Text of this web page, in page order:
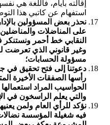
إقالته بأيام، فاللغة هي
استفهام عن كاتبي هذا
نحذر بعض المسؤولين
على المناضلات
النقابي خط أحمر ونستنكر
وغير قانوني الذي
مسؤولة الحسابات؛
دعوتنا إلى فتح تحقيق في
رأسها الصفقات الأخيرة
الحواسيب المراد
والتي يعلم الراسخون في
نؤكد للرأي العام ولمن
فيه شغيلة المؤسسة